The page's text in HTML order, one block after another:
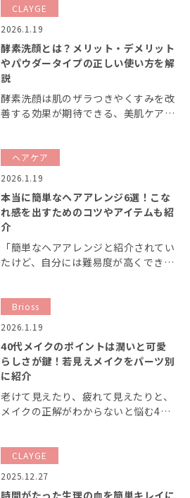
でしょうか？ 今回はシャンプー詰め
替え用をそのまま使えるグッズの選び
CLAYGE
2026.1.19
酵素洗顔とは？メリット・デメリット
やパウダータイプの正しい使い方を解
説
酵素洗顔は肌のザラつきやくすみを改
善する効果が期待できる、美肌ケアに
い」といった声もあるなど、一定の否
定的な意見や考えがあるのも事実で
ヘアケア
2026.1.19
本当に簡単なヘアアレンジ6選！こな
れ感を出すためのコツやアイテムも紹
介
「簡単なヘアアレンジと紹介されてい
たけど、自分には難易度が高くできな
じけてしまうことは少なくありませ
ん。今回の記事では不器用な人でも簡
Brioss
2026.1.19
40代メイクのポイントは潤いと可愛
らしさが鍵！若見えメイクをパーツ別
に紹介
老けて見えたり、疲れて見えたりと、
メイクの正解がわからないと悩む40
る、40代向けのメイクを紹介しま
す。パーツ別に紹介しているので、ひ
CLAYGE
2025.12.27
時間がたった生理の血を簡単キレイに